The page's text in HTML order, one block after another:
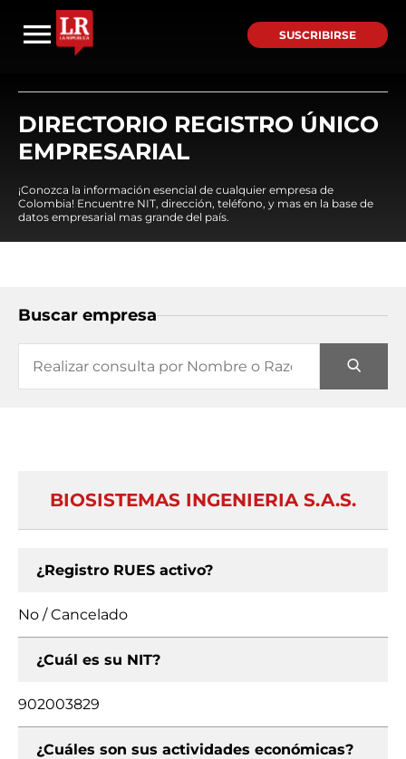
SUSCRIBIRSE
DIRECTORIO REGISTRO ÚNICO
EMPRESARIAL
¡Conozca la información esencial de cualquier empresa de
Colombia! Encuentre NIT, dirección, teléfono, y mas en la base de
datos empresarial mas grande del país.
Buscar empresa
BIOSISTEMAS INGENIERIA S.A.S.
¿Registro RUES activo?
No / Cancelado
¿Cuál es su NIT?
902003829
¿Cuáles son sus actividades económicas?